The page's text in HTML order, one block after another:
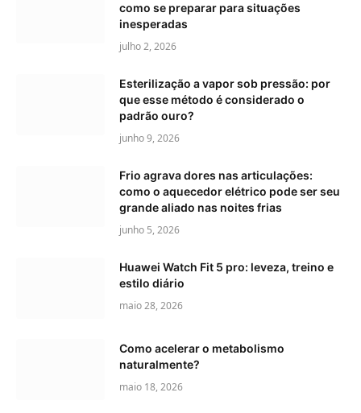
como se preparar para situações
inesperadas
julho 2, 2026
Esterilização a vapor sob pressão: por
que esse método é considerado o
padrão ouro?
junho 9, 2026
Frio agrava dores nas articulações:
como o aquecedor elétrico pode ser seu
grande aliado nas noites frias
junho 5, 2026
Huawei Watch Fit 5 pro: leveza, treino e
estilo diário
maio 28, 2026
Como acelerar o metabolismo
naturalmente?
maio 18, 2026